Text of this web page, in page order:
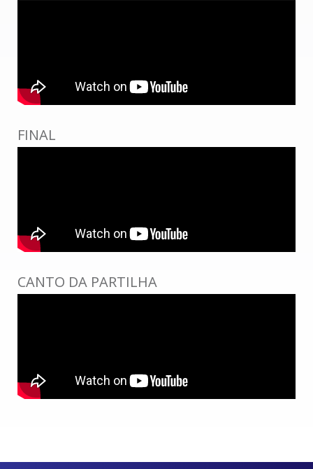
FINAL
CANTO DA PARTILHA